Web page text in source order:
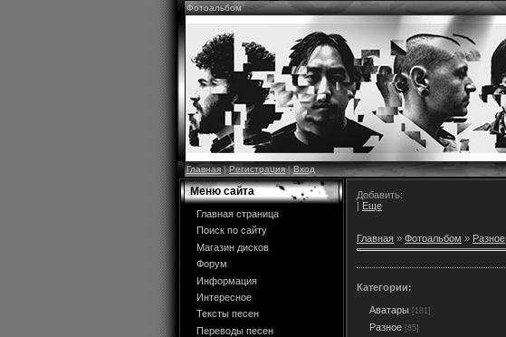
Фотоальбом
Главная|Регистрация|Вход
Меню сайта
Главная страница
Поиск по сайту
Магазин дисков
Форум
Информация
Интересное
Тексты песен
Переводы песен
Добавить:
| Еще
Главная » Фотоальбом » Разное
Категории:
Аватары [181]
Разное [85]